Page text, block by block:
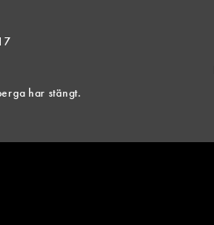
har stängt.